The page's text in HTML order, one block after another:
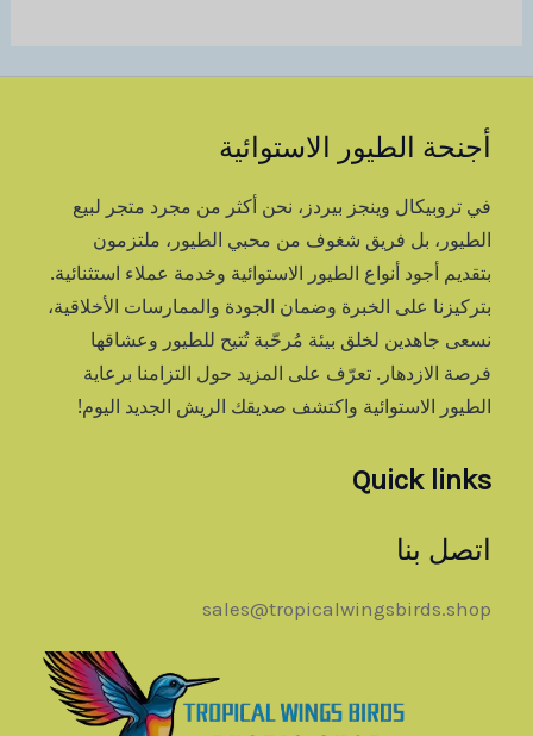
أجنحة الطيور الاستوائية
في تروبيكال وينجز بيردز، نحن أكثر من مجرد متجر لبيع
الطيور، بل فريق شغوف من محبي الطيور، ملتزمون
بتقديم أجود أنواع الطيور الاستوائية وخدمة عملاء استثنائية.
بتركيزنا على الخبرة وضمان الجودة والممارسات الأخلاقية،
نسعى جاهدين لخلق بيئة مُرحّبة تُتيح للطيور وعشاقها
فرصة الازدهار. تعرّف على المزيد حول التزامنا برعاية
الطيور الاستوائية واكتشف صديقك الريش الجديد اليوم!
Quick links
اتصل بنا
sales@tropicalwingsbirds.shop